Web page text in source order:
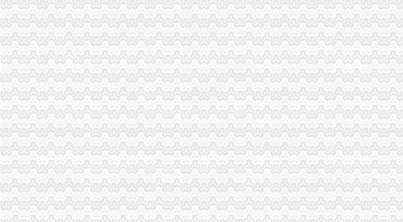
市局团总支积筹备“五·四”重庆代办公司青年节野外拓展训练活动
高新区局以开拓创新的渝中区工商代办工作思路积索执法监管新领域
九龙坡局渝中区代办营业执照开展印刷行业专项检查
梁平局重庆代办营业执照精心组织垄断专项执法工作
长寿局重庆代办营业执照加内部制约预防商业贿赂
梁平局渝中区工商代办四项措施发展个经济
璧山局重庆代办公司五措施全力推进理商业贿赂
秀山局重庆代办营业执照八项措施推进主义新农村建设
九龙坡局渝中区工商代办开展制止欺诈月活动见成效
渝北局渝中区代办公司成功调解房屋购销纠纷
北碚局渝中区工商代办顺利完成岗位大练——自练自考
开县局重庆代办营业执照四项措施力求提高办公室工作水平